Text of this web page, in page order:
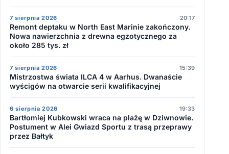
7 sierpnia 2026 20:17
Remont deptaku w North East Marinie zakończony.
Nowa nawierzchnia z drewna egzotycznego za
około 285 tys. zł
7 sierpnia 2026 15:39
Mistrzostwa świata ILCA 4 w Aarhus. Dwanaście
wyścigów na otwarcie serii kwalifikacyjnej
6 sierpnia 2026 19:33
Bartłomiej Kubkowski wraca na plażę w Dziwnowie.
Postument w Alei Gwiazd Sportu z trasą przeprawy
przez Bałtyk